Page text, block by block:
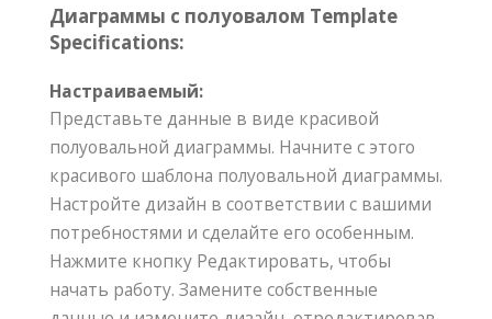
Диаграммы с полуовалом Template
Specifications:
Настраиваемый:
Представьте данные в виде красивой
полуовальной диаграммы. Начните с этого
красивого шаблона полуовальной диаграммы.
Настройте дизайн в соответствии с вашими
потребностями и сделайте его особенным.
Нажмите кнопку Редактировать, чтобы
начать работу. Замените собственные